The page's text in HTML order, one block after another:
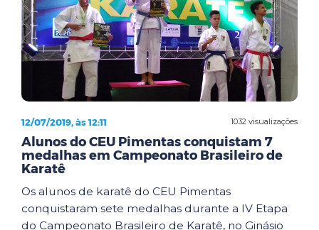
1032 visualizações
12/07/2019, às 12:11
Alunos do CEU Pimentas conquistam 7
medalhas em Campeonato Brasileiro de
Karatê
Os alunos de karatê do CEU Pimentas
conquistaram sete medalhas durante a IV Etapa
do Campeonato Brasileiro de Karatê, no Ginásio